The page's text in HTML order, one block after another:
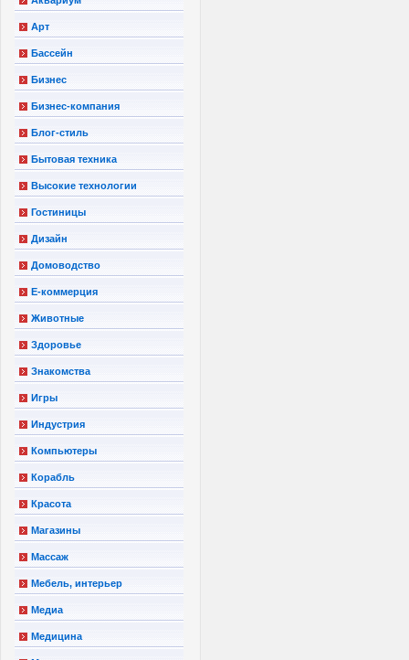
Арт
Бассейн
Бизнес
Бизнес-компания
Блог-стиль
Бытовая техника
Высокие технологии
Гостиницы
Дизайн
Домоводство
Е-коммерция
Животные
Здоровье
Знакомства
Игры
Индустрия
Компьютеры
Корабль
Красота
Магазины
Массаж
Мебель, интерьер
Медиа
Медицина